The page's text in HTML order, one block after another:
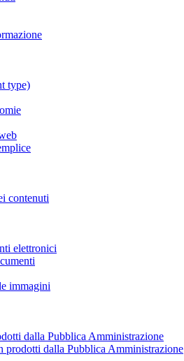
type)
contenuti
elettronici
immagini
dalla Pubblica Amministrazione
prodotti dalla Pubblica Amministrazione